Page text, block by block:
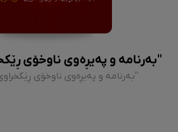
''بەرنامە و پەیڕەوی ناوخۆی